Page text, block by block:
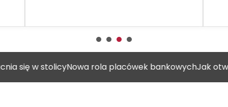
w stolicyNowa rola placówek bankowychJak otworzyć